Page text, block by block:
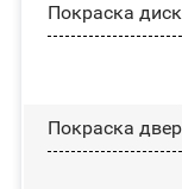
Покраска
Покраска